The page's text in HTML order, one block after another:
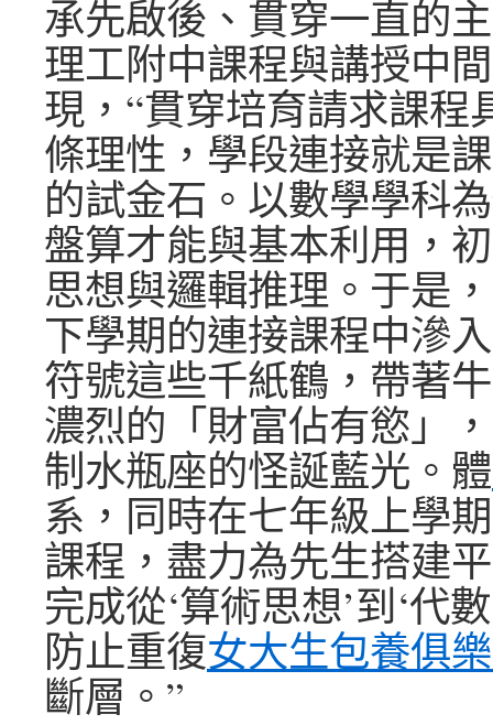
承先啟後、貫穿一直的
理工附中課程與講授中
現，“貫穿培育請求課程
條理性，學段連接就是
的試金石。以數學學科
盤算才能與基本利用，
思想與邏輯推理。于是
下學期的連接課程中滲
符號這些千紙鶴，帶著
濃烈的「財富佔有慾」
制水瓶座的怪誕藍光。體
系，同時在七年級上學
課程，盡力為先生搭建
完成從‘算術思想’到‘代
防止重復女大生包養俱
斷層。”